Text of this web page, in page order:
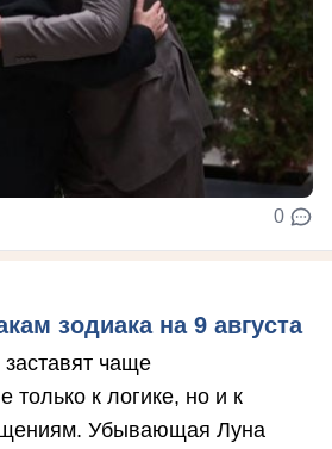
0
зодиака на 9 августа
заставят чаще
только к логике, но и к
Убывающая Луна